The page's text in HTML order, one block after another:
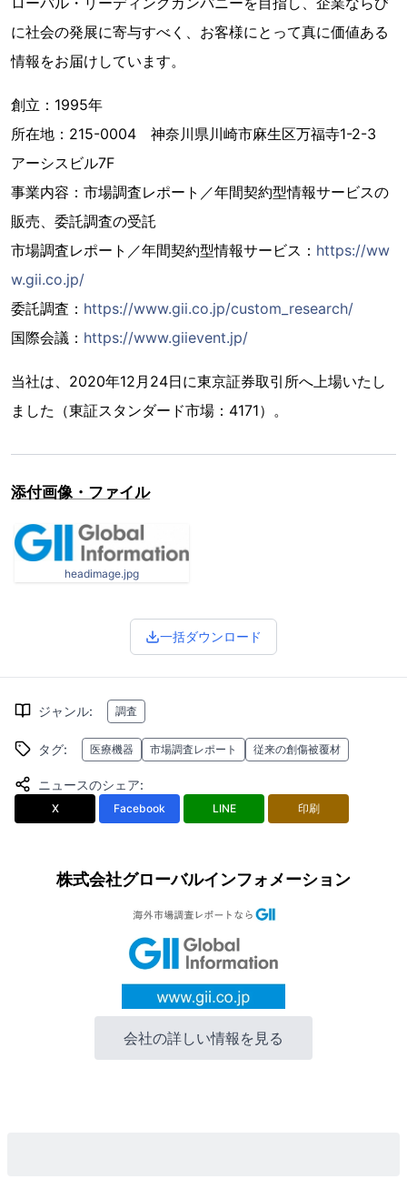
に社会の発展に寄与すべく、お客様にとって真に価値ある
情報をお届けしています。
創立：1995年
所在地：215-0004 神奈川県川崎市麻生区万福寺1-2-3
アーシスビル7F
事業内容：市場調査レポート／年間契約型情報サービスの
販売、委託調査の受託
市場調査レポート／年間契約型情報サービス： https://ww
w.gii.co.jp/
委託調査： https://www.gii.co.jp/custom_research/
国際会議： https://www.giievent.jp/
当社は、2020年12月24日に東京証券取引所へ上場いたし
ました（東証スタンダード市場：4171）。
添付画像・ファイル
headimage.jpg
一括ダウンロード
ジャンル: 調査
タグ: 医療機器 市場調査レポート 従来の創傷被覆材
ニュースのシェア:
X Facebook LINE 印刷
株式会社グローバルインフォメーション
会社の詳しい情報を見る